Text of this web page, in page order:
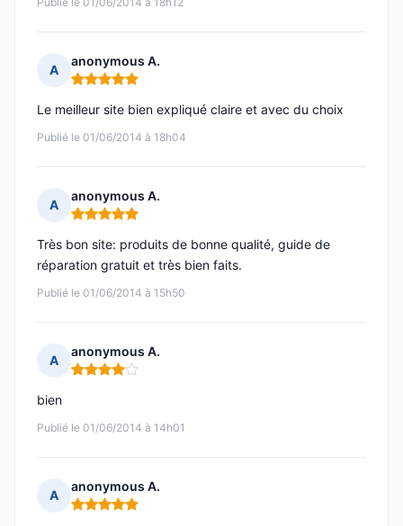
A
anonymous A.
Note : 5 sur 5
Publié le 01/06/2014 à 18h04
Le meilleur site bien expliqué claire et avec du choix
A
anonymous A.
Note : 5 sur 5
Publié le 01/06/2014 à 15h50
Très bon site: produits de bonne qualité, guide de
réparation gratuit et très bien faits.
A
anonymous A.
Note : 4 sur 5
Publié le 01/06/2014 à 14h01
bien
A
anonymous A.
Note : 5 sur 5